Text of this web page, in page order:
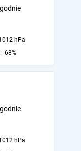
1012 hPa
68%
1012 hPa